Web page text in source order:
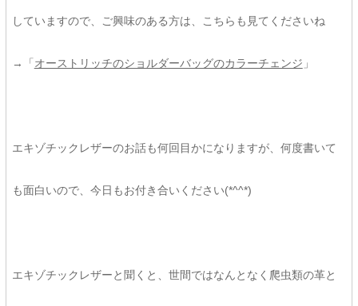
していますので、ご興味のある方は、こちらも見てくださいね
→「 オーストリッチのショルダーバッグのカラーチェンジ 」
エキゾチックレザーのお話も何回目かになりますが、何度書いて
も面白いので、今日もお付き合いください(*^^*)
エキゾチックレザーと聞くと、世間ではなんとなく爬虫類の革と